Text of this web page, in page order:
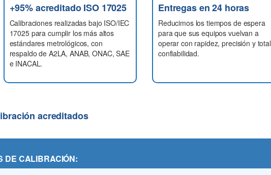
+95% acreditado ISO 17025
Calibraciones realizadas bajo ISO/IEC
17025 para cumplir los más altos
estándares metrológicos, con
respaldo de A2LA, ANAB, ONAC, SAE
e INACAL.
Entregas en 24 horas
Reducimos los tiempos de espera
para que sus equipos vuelvan a
operar con rapidez, precisión y total
confiabilidad.
acreditados
DE CALIBRACIÓN: